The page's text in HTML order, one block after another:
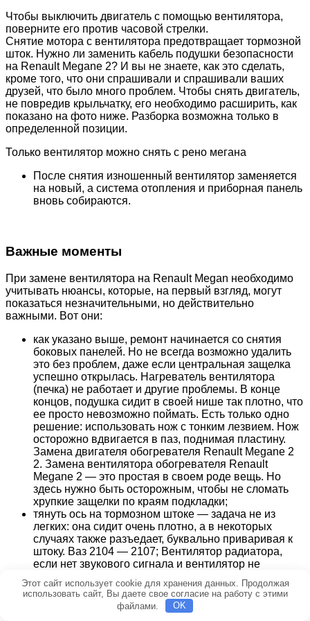
Чтобы выключить двигатель с помощью вентилятора,
поверните его против часовой стрелки.
Снятие мотора с вентилятора предотвращает тормозной
шток. Нужно ли заменить кабель подушки безопасности
на Renault Megane 2? И вы не знаете, как это сделать,
кроме того, что они спрашивали и спрашивали ваших
друзей, что было много проблем. Чтобы снять двигатель,
не повредив крыльчатку, его необходимо расширить, как
показано на фото ниже. Разборка возможна только в
определенной позиции.
Только вентилятор можно снять с рено мегана
После снятия изношенный вентилятор заменяется
на новый, а система отопления и приборная панель
вновь собираются.
Важные моменты
При замене вентилятора на Renault Megan необходимо
учитывать нюансы, которые, на первый взгляд, могут
показаться незначительными, но действительно
важными. Вот они:
как указано выше, ремонт начинается со снятия
боковых панелей. Но не всегда возможно удалить
это без проблем, даже если центральная защелка
успешно открылась. Нагреватель вентилятора
(печка) не работает и другие проблемы. В конце
концов, подушка сидит в своей нише так плотно, что
ее просто невозможно поймать. Есть только одно
решение: использовать нож с тонким лезвием. Нож
осторожно вдвигается в паз, поднимая пластину.
Замена двигателя обогревателя Renault Megane 2
2. Замена вентилятора обогревателя Renault
Megane 2 — это простая в своем роде вещь. Но
здесь нужно быть осторожным, чтобы не сломать
хрупкие защелки по краям подкладки;
тянуть ось на тормозном штоке — задача не из
легких: она сидит очень плотно, а в некоторых
случаях также разъедает, буквально приваривая к
штоку. Ваз 2104 — 2107; Вентилятор радиатора,
если нет звукового сигнала и вентилятор не
WD40. Тщательно смажьте ржавчину этой
композицией и подождите 15 минут. Даже самая
ужасная ось может быть легко удалена;
Этот сайт использует cookie для хранения данных. Продолжая
использовать сайт, Вы даете свое согласие на работу с этими
файлами.
OK